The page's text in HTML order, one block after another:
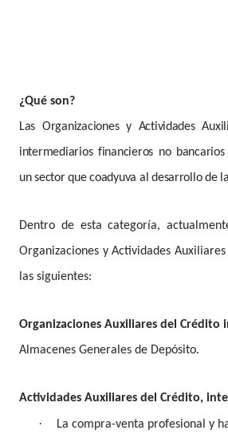
¿Qué son?
Las Organizaciones y Actividades
intermediarios financieros no
un sector que coadyuva al desarrollo de
Dentro de esta categoría,
Organizaciones y Actividades
las siguientes:
Organizaciones Auxiliares del Crédito
Almacenes Generales de Depósito.
Actividades Auxiliares del Crédito,
·
La compra-venta profesional y